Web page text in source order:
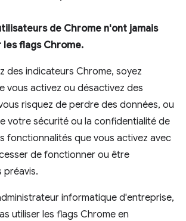
de Chrome n'ont jamais
flags Chrome.
des indicateurs Chrome, soyez
vous activez ou désactivez des
risquez de perdre des données, ou
votre sécurité ou la confidentialité de
fonctionnalités que vous activez avec
de fonctionner ou être
préavis.
informatique d'entreprise,
utiliser les flags Chrome en